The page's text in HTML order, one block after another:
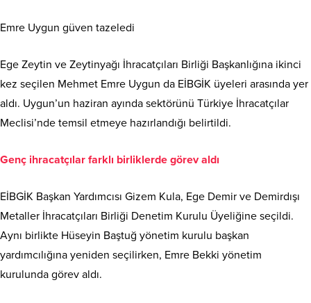
Emre Uygun güven tazeledi
Ege Zeytin ve Zeytinyağı İhracatçıları Birliği Başkanlığına ikinci
kez seçilen Mehmet Emre Uygun da EİBGİK üyeleri arasında yer
aldı. Uygun’un haziran ayında sektörünü Türkiye İhracatçılar
Meclisi’nde temsil etmeye hazırlandığı belirtildi.
Genç ihracatçılar farklı birliklerde görev aldı
EİBGİK Başkan Yardımcısı Gizem Kula, Ege Demir ve Demirdışı
Metaller İhracatçıları Birliği Denetim Kurulu Üyeliğine seçildi.
Aynı birlikte Hüseyin Baştuğ yönetim kurulu başkan
yardımcılığına yeniden seçilirken, Emre Bekki yönetim
kurulunda görev aldı.